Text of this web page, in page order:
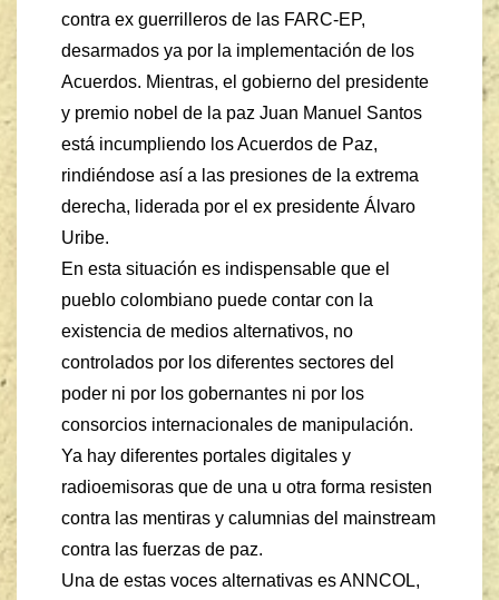
contra ex guerrilleros de las FARC-EP,
desarmados ya por la implementación de los
Acuerdos. Mientras, el gobierno del presidente
y premio nobel de la paz Juan Manuel Santos
está incumpliendo los Acuerdos de Paz,
rindiéndose así a las presiones de la extrema
derecha, liderada por el ex presidente Álvaro
Uribe.
En esta situación es indispensable que el
pueblo colombiano puede contar con la
existencia de medios alternativos, no
controlados por los diferentes sectores del
poder ni por los gobernantes ni por los
consorcios internacionales de manipulación.
Ya hay diferentes portales digitales y
radioemisoras que de una u otra forma resisten
contra las mentiras y calumnias del mainstream
contra las fuerzas de paz.
Una de estas voces alternativas es ANNCOL,